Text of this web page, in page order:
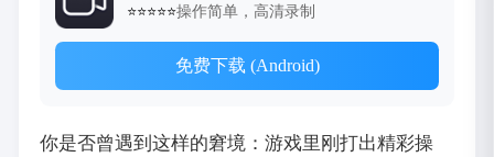
⭐⭐⭐⭐⭐操作简单，高清录制
免费下载 (Android)
你是否曾遇到这样的窘境：游戏里刚打出精彩操